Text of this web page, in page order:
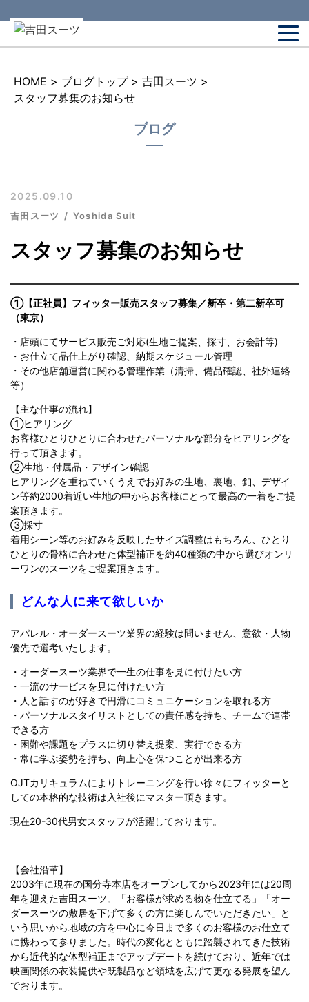
HOME > ブログトップ > 吉田スーツ >
スタッフ募集のお知らせ
ブログ
2025.09.10
吉田スーツ Yoshida Suit
スタッフ募集のお知らせ
①【正社員】フィッター販売スタッフ募集／新卒・第二新卒可
（東京）
・店頭にてサービス販売ご対応(生地ご提案、採寸、お会計等)
・お仕立て品仕上がり確認、納期スケジュール管理
・その他店舗運営に関わる管理作業（清掃、備品確認、社外連絡
等）
【主な仕事の流れ】
①ヒアリング
お客様ひとりひとりに合わせたパーソナルな部分をヒアリングを
行って頂きます。
②生地・付属品・デザイン確認
ヒアリングを重ねていくうえでお好みの生地、裏地、釦、デザイ
ン等約2000着近い生地の中からお客様にとって最高の一着をご提
案頂きます。
③採寸
着用シーン等のお好みを反映したサイズ調整はもちろん、ひとり
ひとりの骨格に合わせた体型補正を約40種類の中から選びオンリ
ーワンのスーツをご提案頂きます。
どんな人に来て欲しいか
アパレル・オーダースーツ業界の経験は問いません、意欲・人物
優先で選考いたします。
・オーダースーツ業界で一生の仕事を見に付けたい方
・一流のサービスを見に付けたい方
・人と話すのが好きで円滑にコミュニケーションを取れる方
・パーソナルスタイリストとしての責任感を持ち、チームで連帯
できる方
・困難や課題をプラスに切り替え提案、実行できる方
・常に学ぶ姿勢を持ち、向上心を保つことが出来る方
OJTカリキュラムによりトレーニングを行い徐々にフィッターと
しての本格的な技術は入社後にマスター頂きます。
現在20-30代男女スタッフが活躍しております。
【会社沿革】
2003年に現在の国分寺本店をオープンしてから2023年には20周
年を迎えた吉田スーツ。「お客様が求める物を仕立てる」「オー
ダースーツの敷居を下げて多くの方に楽しんでいただきたい」と
いう思いから地域の方を中心に今日まで多くのお客様のお仕立て
に携わって参りました。時代の変化とともに踏襲されてきた技術
から近代的な体型補正までアップデートを続けており、近年では
映画関係の衣装提供や既製品など領域を広げて更なる発展を望ん
でおります。